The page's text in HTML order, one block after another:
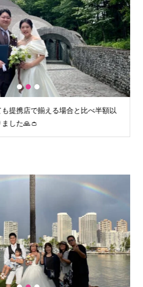
グ時からとても丁寧な接客で安心
できました。
1 2 3